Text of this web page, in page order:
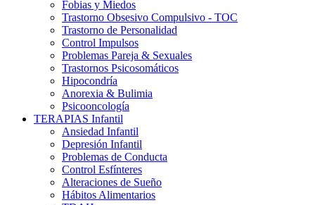
Fobias y Miedos
Trastorno Obsesivo Compulsivo - TOC
Trastorno de Personalidad
Control Impulsos
Problemas Pareja & Sexuales
Trastornos Psicosomáticos
Hipocondría
Anorexia & Bulimia
Psicooncología
TERAPIAS Infantil
Ansiedad Infantil
Depresión Infantil
Problemas de Conducta
Control Esfínteres
Alteraciones de Sueño
Hábitos Alimentarios